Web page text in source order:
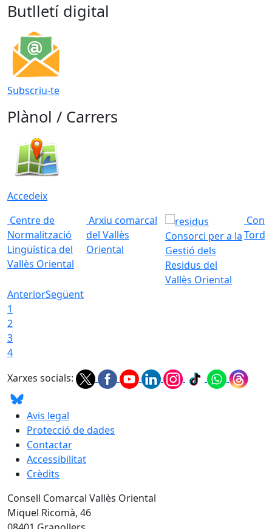
Butlletí digital
Subscriu-te
Plànol / Carrers
Accedeix
Centre de
Normalització
Lingüística del
Vallès Oriental
Arxiu comarcal
del Vallès
Oriental
Consorci per a la
Gestió dels
Residus del
Vallès Oriental
AnteriorSegüent
1
2
3
4
Xarxes socials:
Avis legal
Protecció de dades
Contactar
Accessibilitat
Crèdits
Consell Comarcal Vallès Oriental
Miquel Ricomà, 46